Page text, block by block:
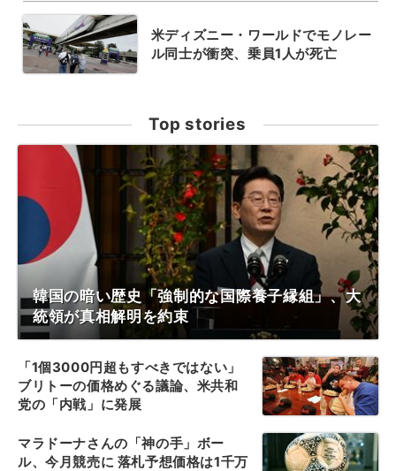
米ディズニー・ワールドでモノレー
ル同士が衝突、乗員1人が死亡
Top stories
韓国の暗い歴史「強制的な国際養子縁組」、大
統領が真相解明を約束
「1個3000円超もすべきではない」
ブリトーの価格めぐる議論、米共和
党の「内戦」に発展
マラドーナさんの「神の手」ボー
ル、今月競売に 落札予想価格は1千万